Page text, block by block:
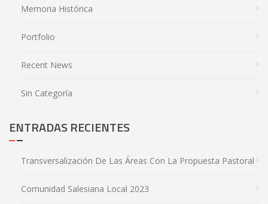
Memoria Histórica
Portfolio
Recent News
Sin Categoría
ENTRADAS RECIENTES
Transversalización De Las Áreas Con La Propuesta Pastoral
Comunidad Salesiana Local 2023